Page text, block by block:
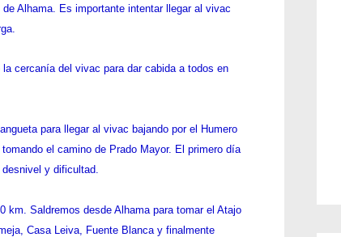
de Alhama. Es
corta elegirán
cercanía del
para llegar al vivac bajando por el Humero
el camino de Prado Mayor. El primero día
circular desde Alhama. Más de 40 km. Saldremos